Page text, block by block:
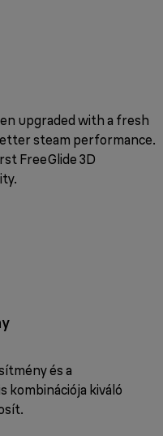
upgraded with a fresh
steam performance.
FreeGlide 3D
és a
kombinációja kiváló